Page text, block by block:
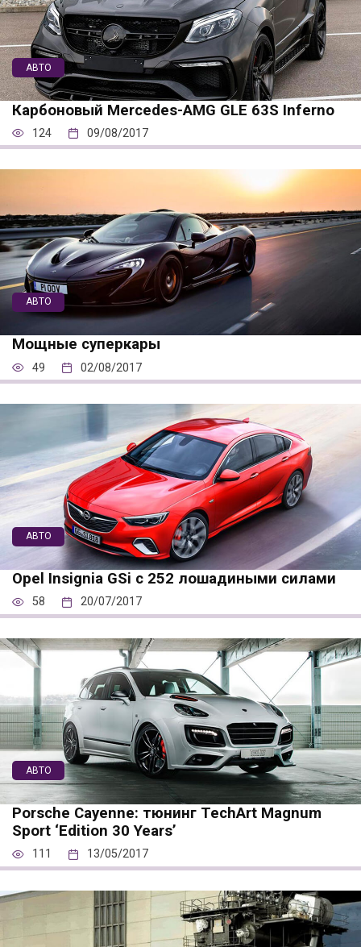
АВТО
Карбоновый Mercedes-AMG GLE 63S Inferno
124 09/08/2017
АВТО
Мощные суперкары
49 02/08/2017
АВТО
Opel Insignia GSi с 252 лошадиными силами
58 20/07/2017
АВТО
Porsche Cayenne: тюнинг TechArt Magnum
Sport ‘Edition 30 Years’
111 13/05/2017